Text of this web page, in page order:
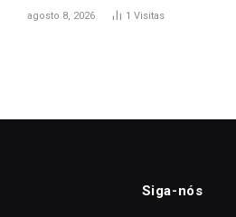
agosto 8, 2026 1 Visitas
Siga-nós